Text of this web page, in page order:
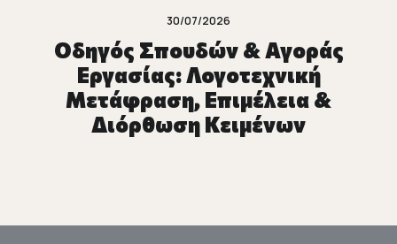
30/07/2026
Οδηγός Σπουδών & Αγοράς
Εργασίας: Λογοτεχνική
Μετάφραση, Επιμέλεια &
Διόρθωση Κειμένων